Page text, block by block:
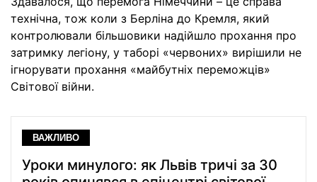
технічна, тож коли з Берліна до Кремля, який
контролювали більшовики надійшло прохання про
затримку легіону, у таборі «червоних» вирішили не
ігнорувати прохання «майбутніх переможців»
Світової війни.
ВАЖЛИВО
Уроки минулого: як Львів тричі за 30